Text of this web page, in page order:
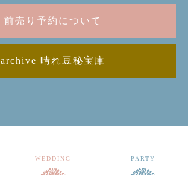
前売り予約について
archive 晴れ豆秘宝庫
WEDDING PARTY